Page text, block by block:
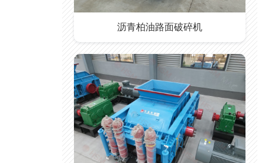
沥青柏油路面破碎机